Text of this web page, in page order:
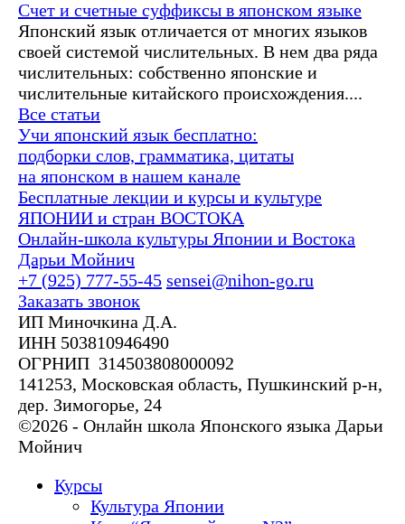
Счет и счетные суффиксы в японском языке
Японский язык отличается от многих языков
своей системой числительных. В нем два ряда
числительных: собственно японские и
числительные китайского происхождения....
Все статьи
Учи японский язык бесплатно:
подборки слов, грамматика, цитаты
на японском в нашем канале
Бесплатные лекции и курсы и культуре
ЯПОНИИ и стран ВОСТОКА
Онлайн-школа культуры Японии и Востока
Дарьи Мойнич
+7 (925) 777-55-45 sensei@nihon-go.ru
Заказать звонок
ИП Миночкина Д.А.
ИНН 503810946490
ОГРНИП 314503808000092
141253, Московская область, Пушкинский р-н,
дер. Зимогорье, 24
©2026 - Онлайн школа Японского языка Дарьи
Мойнич
Курсы
Культура Японии